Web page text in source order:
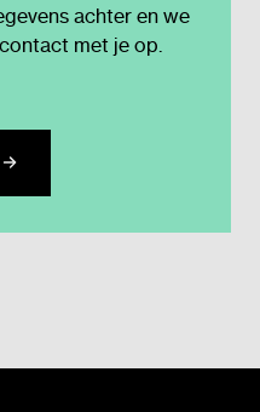
achter en we
met je op.